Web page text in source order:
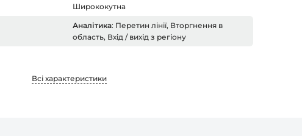
Ширококутна
Аналітика: Перетин лінії, Вторгнення в
область, Вхід / вихід з регіону
Всі характеристики